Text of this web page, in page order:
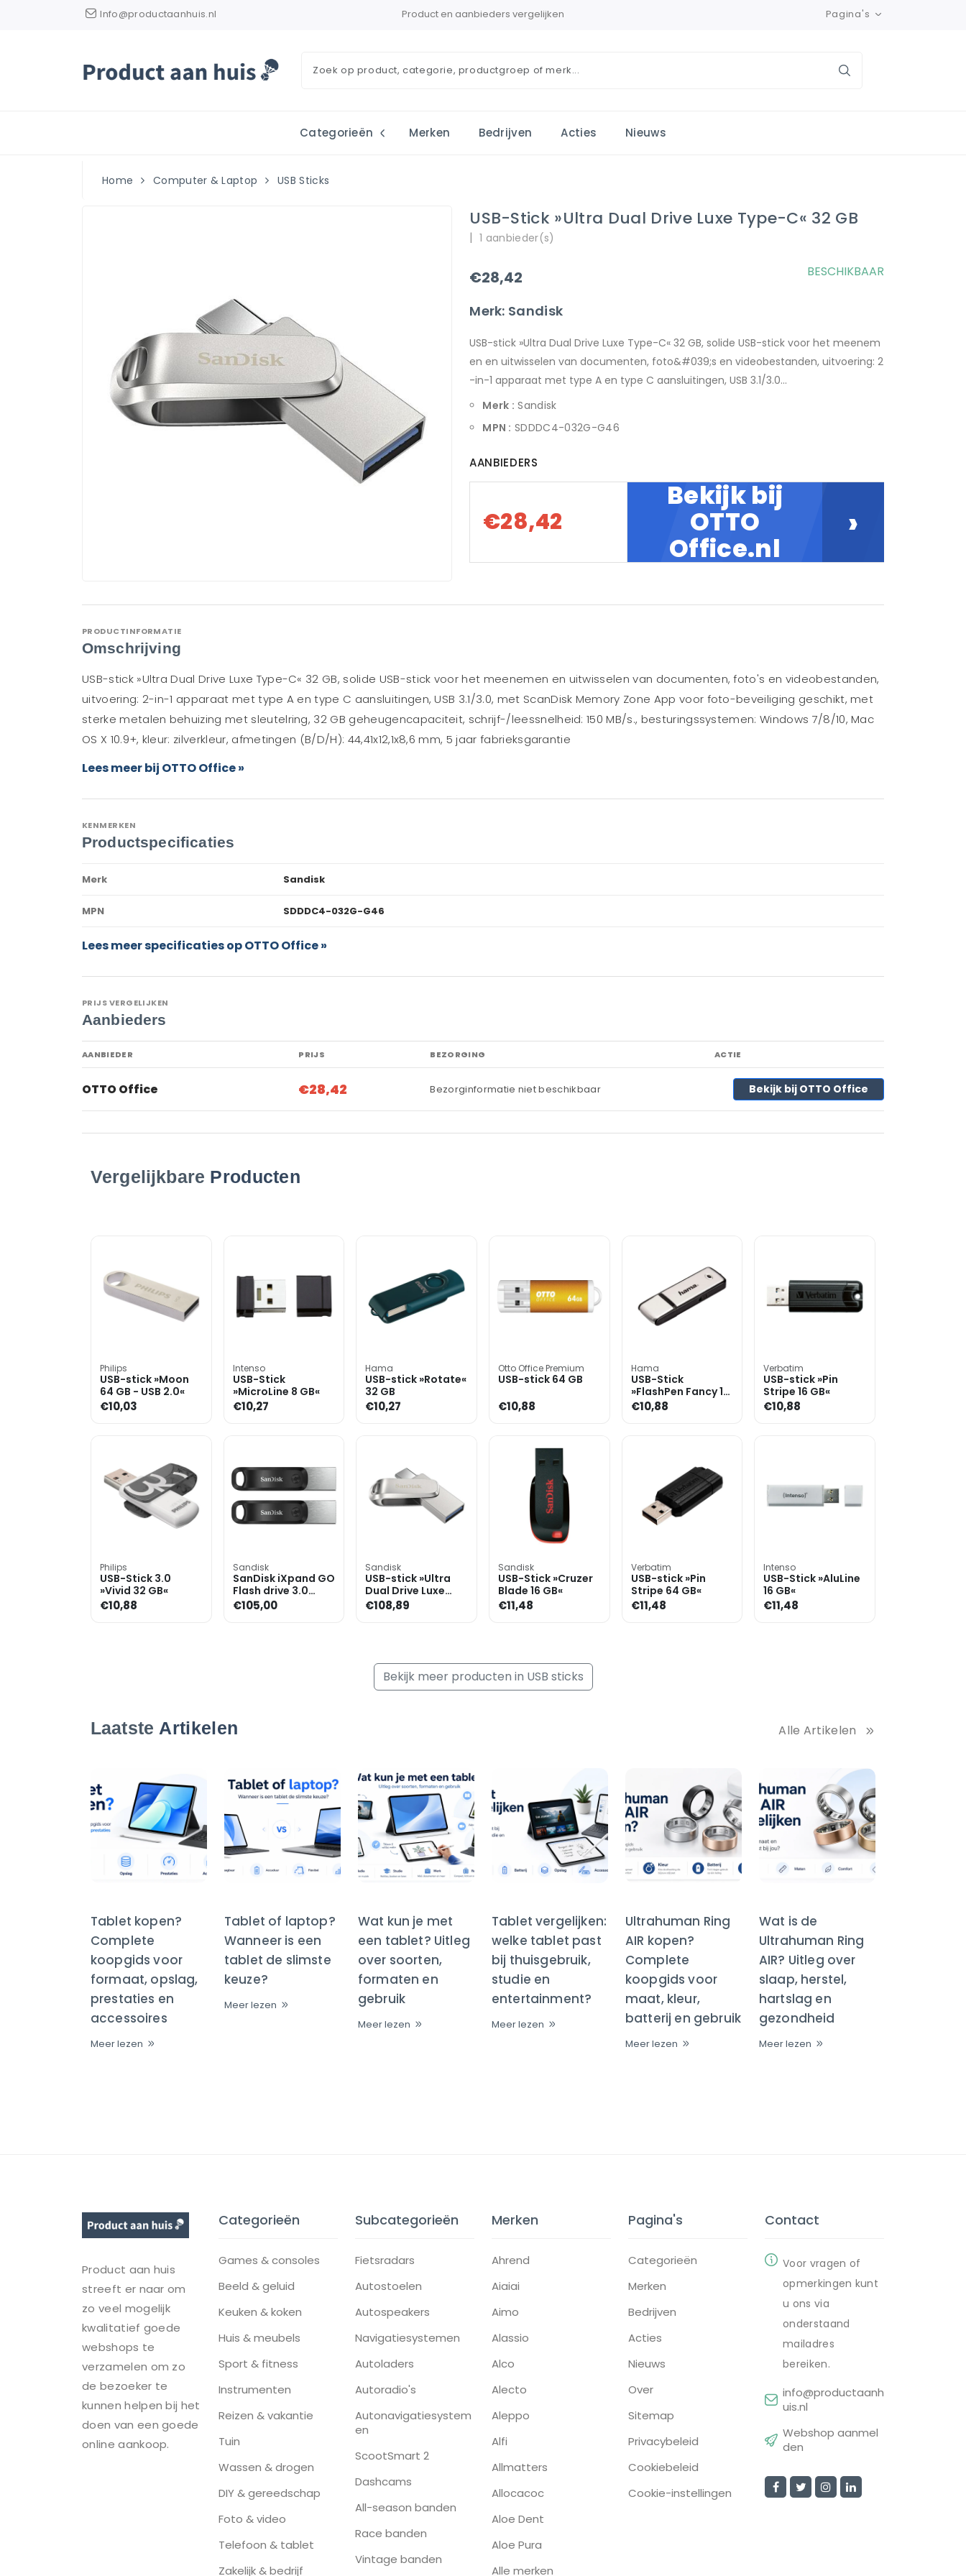
Info@productaanhuis.nl Product en aanbieders vergelijken Pagina's
Categorieën Merken Bedrijven Acties Nieuws
Home Computer & Laptop USB Sticks
USB-Stick »Ultra Dual Drive Luxe Type-C« 32 GB
|1 aanbieder(s)
€28,42
Merk: Sandisk
BESCHIKBAAR
USB-stick »Ultra Dual Drive Luxe Type-C« 32 GB, solide USB-stick voor het meenem
en en uitwisselen van documenten, foto&#039;s en videobestanden, uitvoering: 2
-in-1 apparaat met type A en type C aansluitingen, USB 3.1/3.0...
Merk : Sandisk
MPN : SDDDC4-032G-G46
AANBIEDERS
€28,42
Bekijk bij
OTTO
Office.nl
›
PRODUCTINFORMATIE
Omschrijving
USB-stick »Ultra Dual Drive Luxe Type-C« 32 GB, solide USB-stick voor het meenemen en uitwisselen van documenten, foto's en videobestanden,
uitvoering: 2-in-1 apparaat met type A en type C aansluitingen, USB 3.1/3.0, met ScanDisk Memory Zone App voor foto-beveiliging geschikt, met
sterke metalen behuizing met sleutelring, 32 GB geheugencapaciteit, schrijf-/leessnelheid: 150 MB/s., besturingssystemen: Windows 7/8/10, Mac
OS X 10.9+, kleur: zilverkleur, afmetingen (B/D/H): 44,41x12,1x8,6 mm, 5 jaar fabrieksgarantie
Lees meer bij OTTO Office »
KENMERKEN
Productspecificaties
Merk Sandisk
MPN SDDDC4-032G-G46
Lees meer specificaties op OTTO Office »
PRIJS VERGELIJKEN
Aanbieders
AANBIEDER PRIJS BEZORGING ACTIE
OTTO Office €28,42 Bezorginformatie niet beschikbaar Bekijk bij OTTO Office
Vergelijkbare Producten
Philips
USB-stick »Moon
64 GB - USB 2.0«
€10,03
Intenso
USB-Stick
»MicroLine 8 GB«
€10,27
Hama
USB-stick »Rotate«
32 GB
€10,27
Otto Office Premium
USB-stick 64 GB
€10,88
Hama
USB-Stick
»FlashPen Fancy 16
GB«
€10,88
Verbatim
USB-stick »Pin
Stripe 16 GB«
€10,88
Philips
USB-Stick 3.0
»Vivid 32 GB«
€10,88
Sandisk
SanDisk iXpand GO
Flash drive 3.0
128GB Duo Pack
€105,00
Sandisk
USB-stick »Ultra
Dual Drive Luxe
Type-C« 512 GB
€108,89
Sandisk
USB-Stick »Cruzer
Blade 16 GB«
€11,48
Verbatim
USB-stick »Pin
Stripe 64 GB«
€11,48
Intenso
USB-Stick »AluLine
16 GB«
€11,48
Bekijk meer producten in USB sticks
Laatste Artikelen Alle Artikelen
Tablet kopen?
Complete
koopgids voor
formaat, opslag,
prestaties en
accessoires
Meer lezen
Tablet of laptop?
Wanneer is een
tablet de slimste
keuze?
Meer lezen
Wat kun je met
een tablet? Uitleg
over soorten,
formaten en
gebruik
Meer lezen
Tablet vergelijken:
welke tablet past
bij thuisgebruik,
studie en
entertainment?
Meer lezen
Ultrahuman Ring
AIR kopen?
Complete
koopgids voor
maat, kleur,
batterij en gebruik
Meer lezen
Wat is de
Ultrahuman Ring
AIR? Uitleg over
slaap, herstel,
hartslag en
gezondheid
Meer lezen
Product aan huis
streeft er naar om
zo veel mogelijk
kwalitatief goede
webshops te
verzamelen om zo
de bezoeker te
kunnen helpen bij het
doen van een goede
online aankoop.
Categorieën
Games & consoles
Beeld & geluid
Keuken & koken
Huis & meubels
Sport & fitness
Instrumenten
Reizen & vakantie
Tuin
Wassen & drogen
DIY & gereedschap
Foto & video
Telefoon & tablet
Zakelijk & bedrijf
Subcategorieën
Fietsradars
Autostoelen
Autospeakers
Navigatiesystemen
Autoladers
Autoradio's
Autonavigatiesystem
en
ScootSmart 2
Dashcams
All-season banden
Race banden
Vintage banden
Merken
Ahrend
Aiaiai
Aimo
Alassio
Alco
Alecto
Aleppo
Alfi
Allmatters
Allocacoc
Aloe Dent
Aloe Pura
Alle merken
Pagina's
Categorieën
Merken
Bedrijven
Acties
Nieuws
Over
Sitemap
Privacybeleid
Cookiebeleid
Cookie-instellingen
Contact
Voor vragen of
opmerkingen kunt
u ons via
onderstaand
mailadres
bereiken.
info@productaanh
uis.nl
Webshop aanmel
den